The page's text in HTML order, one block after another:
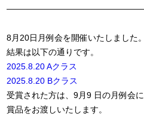
8月20日月例会を開催いたしました。
結果は以下の通りです。
2025.8.20 Aクラス
2025.8.20 Bクラス
受賞された方は、9月9 日の月例会に
賞品をお渡しいたします。